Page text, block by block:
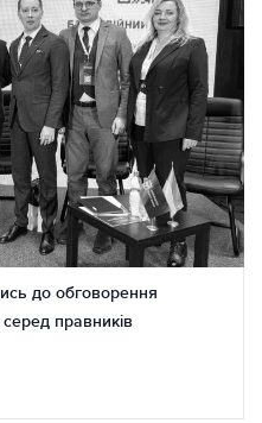
до обговорення
правників